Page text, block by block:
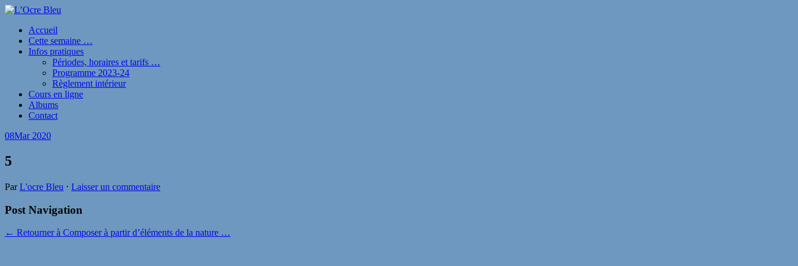
Accueil
Cette semaine …
Infos pratiques
Périodes, horaires et tarifs …
Programme 2023-24
Règlement intérieur
Cours en ligne
Albums
Contact
08Mar 2020
5
ParL'ocre Bleu ⋅ Laisser un commentaire
Post Navigation
← Retourner à Composer à partir d’éléments de la nature …